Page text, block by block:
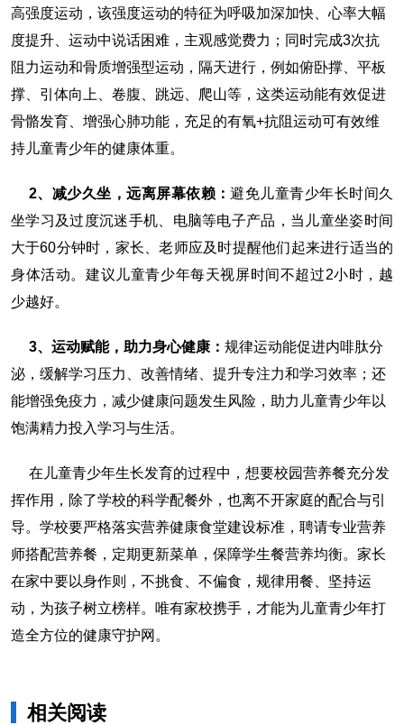
高强度运动，该强度运动的特征为呼吸加深加快、心率大幅
度提升、运动中说话困难，主观感觉费力；同时完成3次抗
阻力运动和骨质增强型运动，隔天进行，例如俯卧撑、平板
撑、引体向上、卷腹、跳远、爬山等，这类运动能有效促进
骨骼发育、增强心肺功能，充足的有氧+抗阻运动可有效维
持儿童青少年的健康体重。
2、减少久坐，远离屏幕依赖：避免儿童青少年长时间久
坐学习及过度沉迷手机、电脑等电子产品，当儿童坐姿时间
大于60分钟时，家长、老师应及时提醒他们起来进行适当的
身体活动。建议儿童青少年每天视屏时间不超过2小时，越
少越好。
3、运动赋能，助力身心健康： 规律运动能促进内啡肽分
泌，缓解学习压力、改善情绪、提升专注力和学习效率；还
能增强免疫力，减少健康问题发生风险，助力儿童青少年以
饱满精力投入学习与生活。
在儿童青少年生长发育的过程中，想要校园营养餐充分发
挥作用，除了学校的科学配餐外，也离不开家庭的配合与引
导。学校要严格落实营养健康食堂建设标准，聘请专业营养
师搭配营养餐，定期更新菜单，保障学生餐营养均衡。家长
在家中要以身作则，不挑食、不偏食，规律用餐、坚持运
动，为孩子树立榜样。唯有家校携手，才能为儿童青少年打
造全方位的健康守护网。
相关阅读